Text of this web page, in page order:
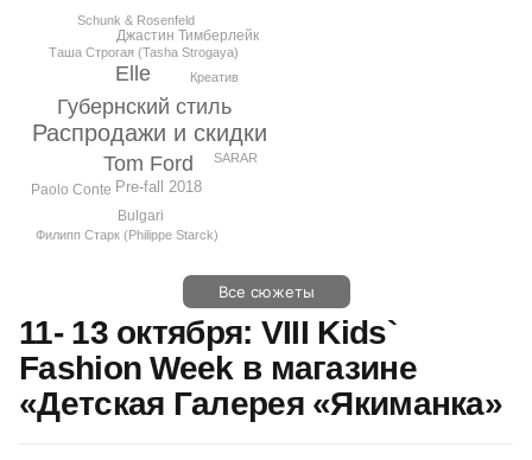
Распродажи и скидки
Tom Ford
Губернский стиль
Elle
Pre-fall 2018
Bulgari
Джастин Тимберлейк
Paolo Conte
Таша Строгая (Tasha Strogaya)
Креатив
Филипп Старк (Philippe Starck)
SARAR
Schunk & Rosenfeld
Все сюжеты
11- 13 октября: VIII Kids`
Fashion Week в магазине
«Детская Галерея «Якиманка»